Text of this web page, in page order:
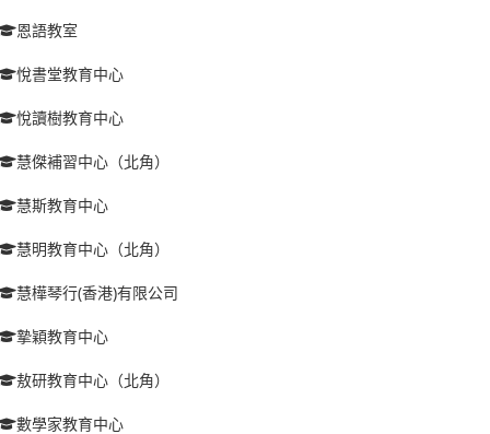
恩語教室
悅書堂教育中心
悅讀樹教育中心
慧傑補習中心（北角）
慧斯教育中心
慧明教育中心（北角）
慧樺琴行(香港)有限公司
摯穎教育中心
敖研教育中心（北角）
數學家教育中心